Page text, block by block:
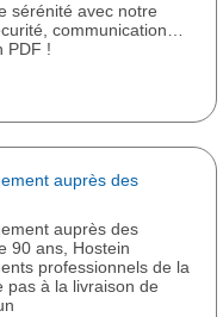
sérénité avec notre
communication…
PDF !
auprès des
auprès des
90 ans, Hostein
professionnels de la
pas à la livraison de